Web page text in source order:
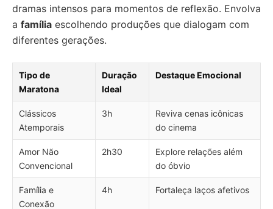
dramas intensos para momentos de reflexão. Envolva
a família escolhendo produções que dialogam com
diferentes gerações.
Tipo de
Maratona
Duração
Ideal
Destaque Emocional
Clássicos
Atemporais
3h
Reviva cenas icônicas
do cinema
Amor Não
Convencional
2h30
Explore relações além
do óbvio
Família e
Conexão
4h Fortaleça laços afetivos